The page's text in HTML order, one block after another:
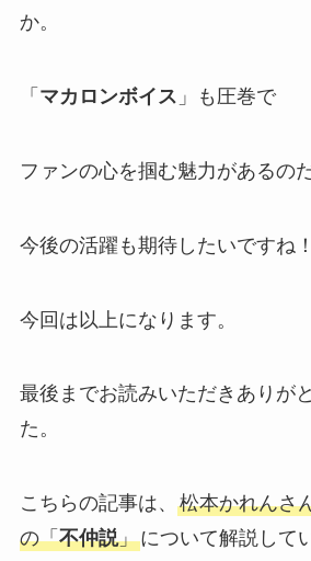
か。
「 マカロンボイス 」も圧巻で
ファンの心を掴む魅力があるの
今後の活躍も期待したいですね！
今回は以上になります。
最後までお読みいただきありが
た。
こちらの記事は、 松本かれんさ
の「不仲説」について解説して